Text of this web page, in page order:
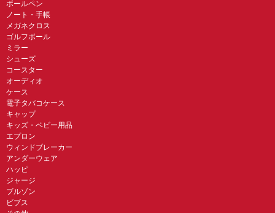
ボールペン
ノート・手帳
メガネクロス
ゴルフボール
ミラー
シューズ
コースター
オーディオ
ケース
電子タバコケース
キャップ
キッズ・ベビー用品
エプロン
ウィンドブレーカー
アンダーウェア
ハッピ
ジャージ
ブルゾン
ビブス